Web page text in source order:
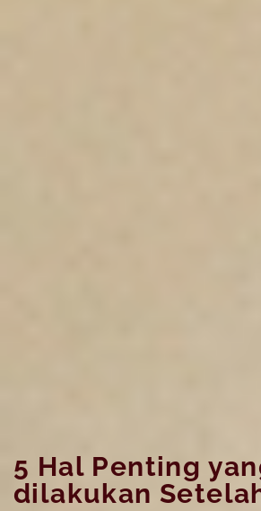
5 Hal Penting
dilakukan